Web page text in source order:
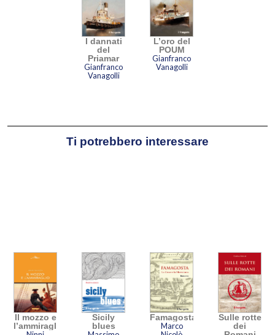
I dannati
del
Priamar
Gianfranco
Vanagolli
L’oro del
POUM
Gianfranco
Vanagolli
Ti potrebbero interessare
Il mozzo e
l’ammiraglio
Sicily
blues
Famagosta
Marco
Sulle rotte
dei